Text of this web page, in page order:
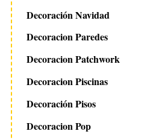
Decoración Navidad
Decoracion Paredes
Decoracion Patchwork
Decoracion Piscinas
Decoración Pisos
Decoracion Pop